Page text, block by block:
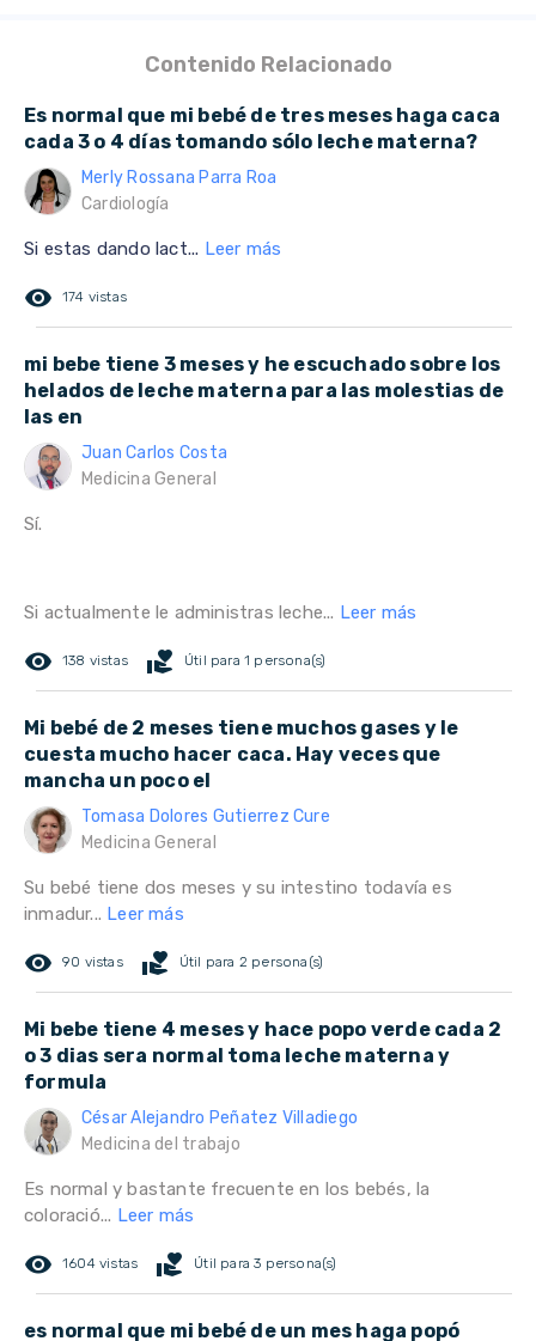
Contenido Relacionado
Es normal que mi bebé de tres meses haga caca
cada 3 o 4 días tomando sólo leche materna?
Merly Rossana Parra Roa
Cardiología
Si estas dando lact... Leer más
remove_red_eye 174 vistas
mi bebe tiene 3 meses y he escuchado sobre los
helados de leche materna para las molestias de
las en
Juan Carlos Costa
Medicina General
Sí.
Si actualmente le administras leche... Leer más
remove_red_eye 138 vistas volunteer_activism Útil para 1 persona(s)
Mi bebé de 2 meses tiene muchos gases y le
cuesta mucho hacer caca. Hay veces que
mancha un poco el
Tomasa Dolores Gutierrez Cure
Medicina General
Su bebé tiene dos meses y su intestino todavía es
inmadur... Leer más
remove_red_eye 90 vistas volunteer_activism Útil para 2 persona(s)
Mi bebe tiene 4 meses y hace popo verde cada 2
o 3 dias sera normal toma leche materna y
formula
César Alejandro Peñatez Villadiego
Medicina del trabajo
Es normal y bastante frecuente en los bebés, la
coloració... Leer más
remove_red_eye 1604 vistas volunteer_activism Útil para 3 persona(s)
es normal que mi bebé de un mes haga popó